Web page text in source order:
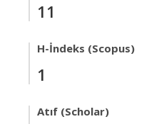
11
H-İndeks (Scopus)
1
Atıf (Scholar)